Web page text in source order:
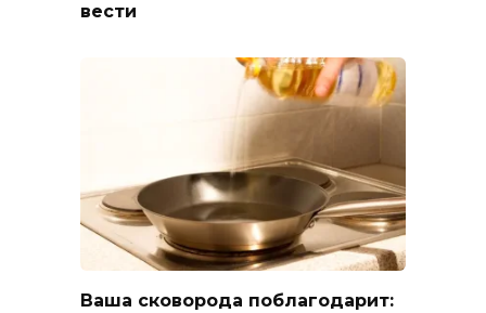
вести
Ваша сковорода поблагодарит: